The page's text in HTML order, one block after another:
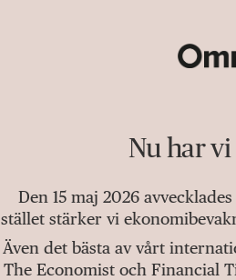
Nu har
Den 15 maj 2026
stället stärker vi
Även det bästa av vårt
The Economist och Financial